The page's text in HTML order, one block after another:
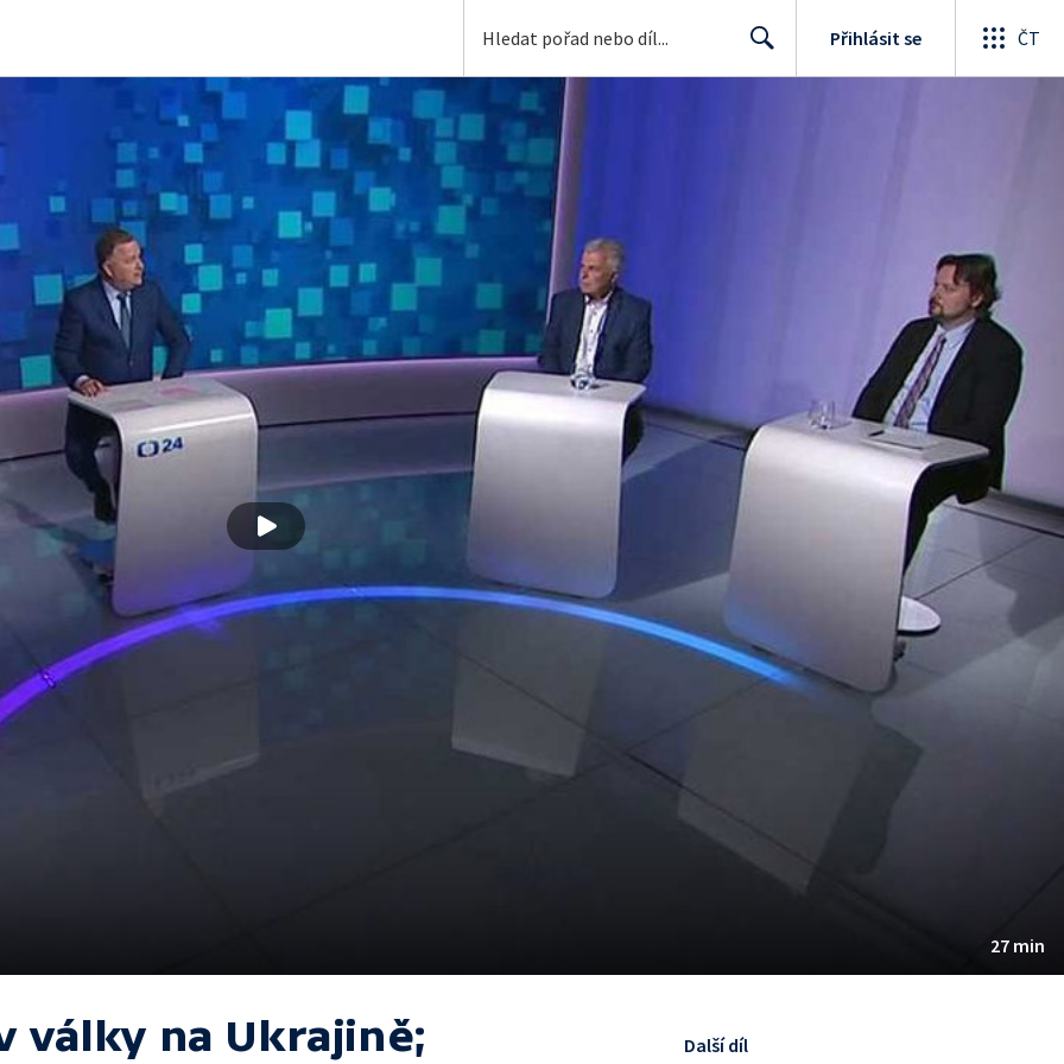
Přihlásit se ČT
27 min
války na Ukrajině;
Další díl